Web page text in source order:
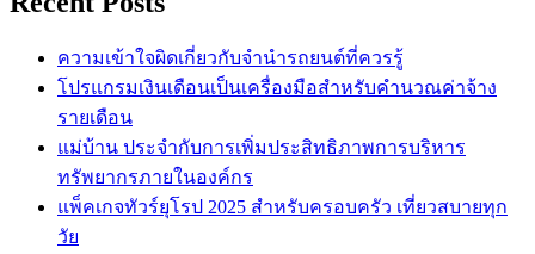
ความเข้าใจผิดเกี่ยวกับจำนำรถยนต์ที่ควรรู้
โปรแกรมเงินเดือนเป็นเครื่องมือสำหรับคำนวณค่าจ้าง
รายเดือน
แม่บ้าน ประจำกับการเพิ่มประสิทธิภาพการบริหาร
ทรัพยากรภายในองค์กร
แพ็คเกจทัวร์ยุโรป 2025 สำหรับครอบครัว เที่ยวสบายทุก
วัย